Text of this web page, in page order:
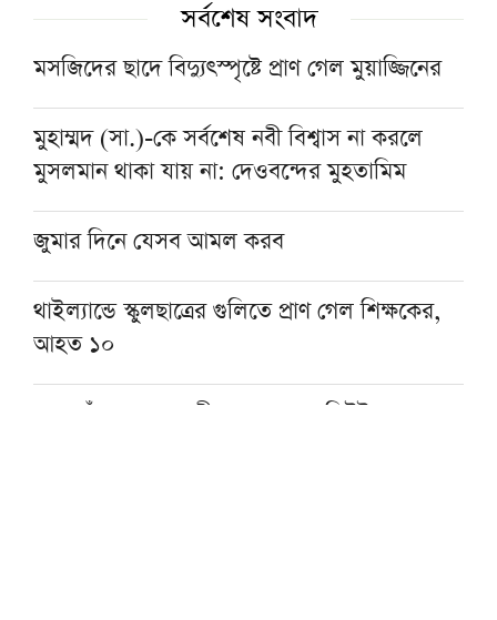
সর্বশেষ সংবাদ
মসজিদের ছাদে বিদ্যুৎস্পৃষ্টে প্রাণ গেল মুয়াজ্জিনের
মুহাম্মদ (সা.)-কে সর্বশেষ নবী বিশ্বাস না করলে
মুসলমান থাকা যায় না: দেওবন্দের মুহতামিম
জুমার দিনে যেসব আমল করব
থাইল্যান্ডে স্কুলছাত্রের গুলিতে প্রাণ গেল শিক্ষকের,
আহত ১০
গফরগাঁওয়ে ঢাকাগামী জামালপুর কমিউটারের ৫